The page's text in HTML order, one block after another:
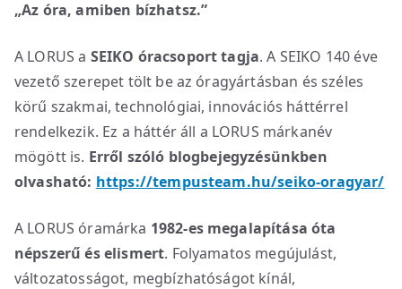
„Az óra, amiben bízhatsz.”
A LORUS a SEIKO óracsoport tagja. A SEIKO 140 éve
vezető szerepet tölt be az óragyártásban és széles
körű szakmai, technológiai, innovációs háttérrel
rendelkezik. Ez a háttér áll a LORUS márkanév
mögött is. Erről szóló blogbejegyzésünkben
olvasható: https://tempusteam.hu/seiko-oragyar/
A LORUS óramárka 1982-es megalapítása óta
népszerű és elismert. Folyamatos megújulást,
változatosságot, megbízhatóságot kínál,